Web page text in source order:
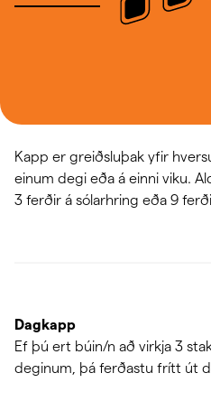
Kapp er greiðsluþak yfir
einum degi eða á einni viku.
3 ferðir á sólarhring eða 9
Dagkapp
Ef þú ert búin/n að virkja 3
deginum, þá ferðastu frítt út